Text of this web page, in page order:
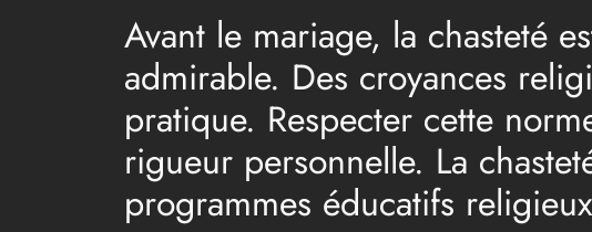
Avant le mariage, la chasteté
admirable. Des croyances
pratique. Respecter cette
rigueur personnelle. La
programmes éducatifs